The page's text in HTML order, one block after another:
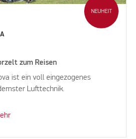
NEUHEIT
zum Reisen
ist ein voll eingezogenes
Lufttechnik.